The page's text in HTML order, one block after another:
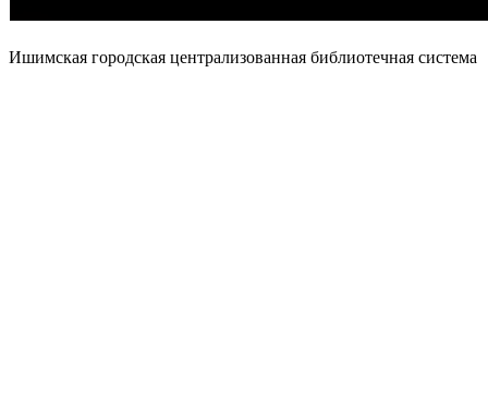
Ишимская городская централизованная библиотечная система